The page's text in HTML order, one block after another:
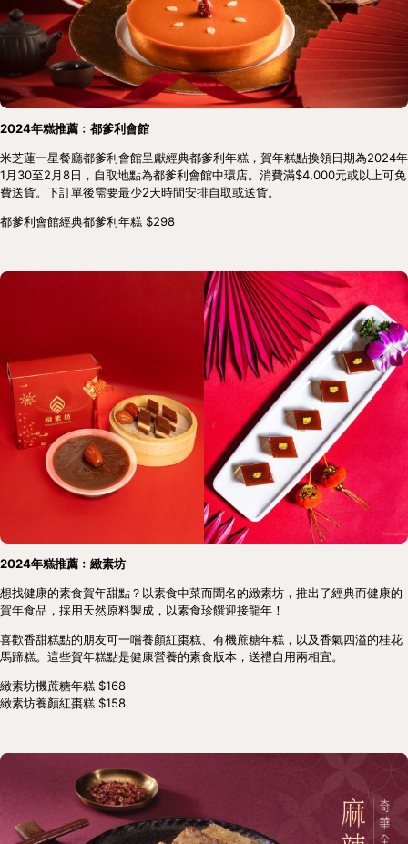
2024年糕推薦﹕都爹利會館
米芝蓮一星餐廳都爹利會館呈獻經典都爹利年糕，賀年糕點換領日期為2024年
1月30至2月8日，自取地點為都爹利會館中環店。消費滿$4,000元或以上可免
費送貨。下訂單後需要最少2天時間安排自取或送貨。
都爹利會館經典都爹利年糕 $298
2024年糕推薦﹕緻素坊
想找健康的素食賀年甜點？以素食中菜而聞名的緻素坊，推出了經典而健康的
賀年食品，採用天然原料製成，以素食珍饌迎接龍年！
喜歡香甜糕點的朋友可一嚐養顏紅棗糕、有機蔗糖年糕，以及香氣四溢的桂花
馬蹄糕。這些賀年糕點是健康營養的素食版本，送禮自用兩相宜。
緻素坊機蔗糖年糕 $168
緻素坊養顏紅棗糕 $158